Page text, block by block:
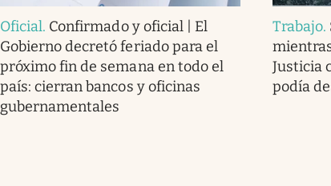
Oficial. Confirmado y oficial | El
Gobierno decretó feriado para el
próximo fin de semana en todo el
país: cierran bancos y oficinas
gubernamentales
Trabajo.
Justicia
podía